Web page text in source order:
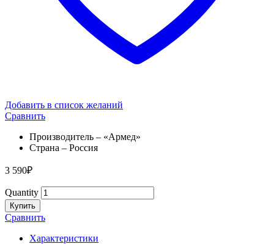
Добавить в список желаний
Сравнить
Производитель – «Армед»
Страна – Россия
3 590₽
Quantity
Купить
Сравнить
Характеристики